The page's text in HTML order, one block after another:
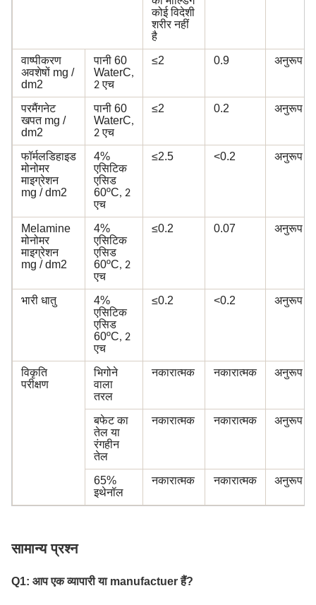
कोई विदेशी
शरीर नहीं
है
वाष्पीकरण
अवशेषों mg /
dm2
पानी 60
WaterC,
2 एच
≤2 0.9 अनुरूप
परमैंगनेट
खपत mg /
dm2
पानी 60
WaterC,
2 एच
≤2 0.2 अनुरूप
फॉर्मलडिहाइड
मोनोमर
माइग्रेशन
mg / dm2
4%
एसिटिक
एसिड
60ºC, 2
एच
≤2.5 <0.2 अनुरूप
Melamine
मोनोमर
माइग्रेशन
mg / dm2
4%
एसिटिक
एसिड
60ºC, 2
एच
≤0.2 0.07 अनुरूप
भारी धातु
4%
एसिटिक
एसिड
60ºC, 2
एच
≤0.2 <0.2 अनुरूप
विकृति
परीक्षण
भिगोने
वाला
तरल
नकारात्मक नकारात्मक अनुरूप
बफेट का
तेल या
रंगहीन
तेल
नकारात्मक नकारात्मक अनुरूप
65%
इथेनॉल
नकारात्मक नकारात्मक अनुरूप
सामान्य प्रश्न
Q1: आप एक व्यापारी या manufactuer हैं?